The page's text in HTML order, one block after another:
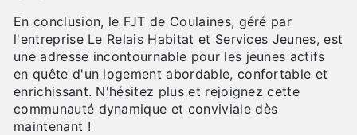
En conclusion, le FJT de Coulaines, géré par
l'entreprise Le Relais Habitat et Services Jeunes, est
une adresse incontournable pour les jeunes actifs
en quête d'un logement abordable, confortable et
enrichissant. N'hésitez plus et rejoignez cette
communauté dynamique et conviviale dès
maintenant !